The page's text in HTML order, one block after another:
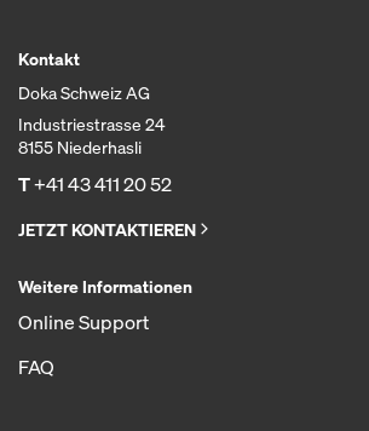
Kontakt
Doka Schweiz AG
Industriestrasse 24
8155 Niederhasli
T+41 43 411 20 52
JETZT KONTAKTIEREN
Weitere Informationen
Online Support
FAQ